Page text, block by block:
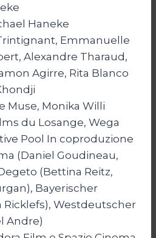
Haneke
Emmanuelle
Alexandre Tharaud,
Agirre, Rita Blanco
Muse, Monika Willi
du Losange, Wega
Pool In coproduzione
(Daniel Goudineau,
(Bettina Reitz,
Bayerischer
Westdeutscher
Andre)